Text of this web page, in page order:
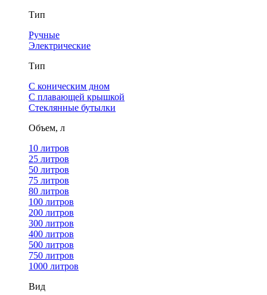
Тип
Ручные
Электрические
Тип
С коническим дном
С плавающей крышкой
Стеклянные бутылки
Объем, л
10 литров
25 литров
50 литров
75 литров
80 литров
100 литров
200 литров
300 литров
400 литров
500 литров
750 литров
1000 литров
Вид